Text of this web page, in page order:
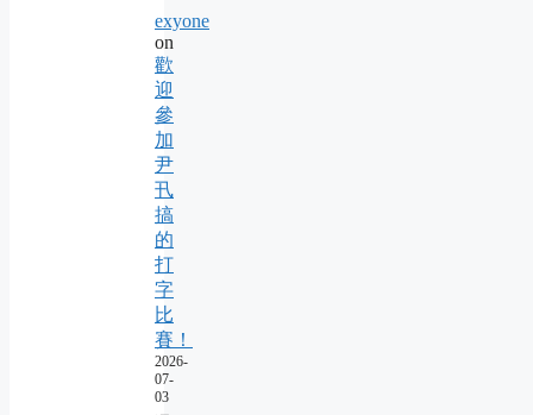
exyone
on
歡
迎
參
加
尹
卂
搞
的
打
字
比
賽！
2026-
07-
03